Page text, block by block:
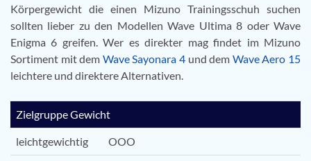
Körpergewicht die einen Mizuno Trainingsschuh suchen
sollten lieber zu den Modellen Wave Ultima 8 oder Wave
Enigma 6 greifen. Wer es direkter mag findet im Mizuno
Sortiment mit dem Wave Sayonara 4 und dem Wave Aero 15
leichtere und direktere Alternativen.
Zielgruppe Gewicht
leichtgewichtig OOO